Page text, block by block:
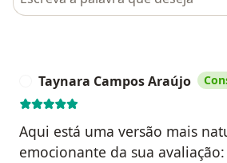
Taynara Campos Araújo
Aqui está uma versão mais
emocionante da sua avaliação: